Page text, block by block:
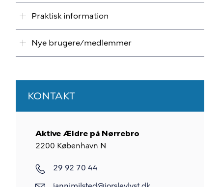
Praktisk information
Nye brugere/medlemmer
KONTAKT
Aktive Ældre på Nørrebro
2200 København N
29 92 70 44